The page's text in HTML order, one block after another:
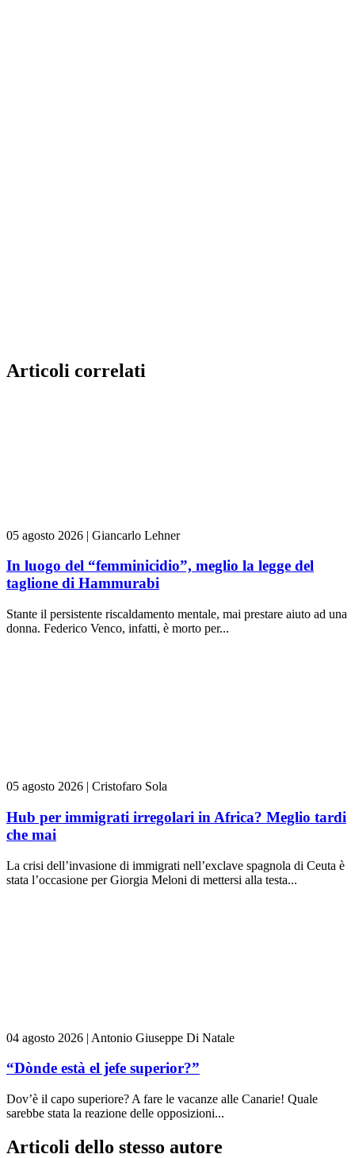
Articoli correlati
05 agosto 2026 | Giancarlo Lehner
In luogo del “femminicidio”, meglio la legge del
taglione di Hammurabi
Stante il persistente riscaldamento mentale, mai prestare aiuto ad una
donna. Federico Venco, infatti, è morto per...
05 agosto 2026 | Cristofaro Sola
Hub per immigrati irregolari in Africa? Meglio tardi
che mai
La crisi dell’invasione di immigrati nell’exclave spagnola di Ceuta è
stata l’occasione per Giorgia Meloni di mettersi alla testa...
04 agosto 2026 | Antonio Giuseppe Di Natale
“Dònde està el jefe superior?”
Dov’è il capo superiore? A fare le vacanze alle Canarie! Quale
sarebbe stata la reazione delle opposizioni...
Articoli dello stesso autore